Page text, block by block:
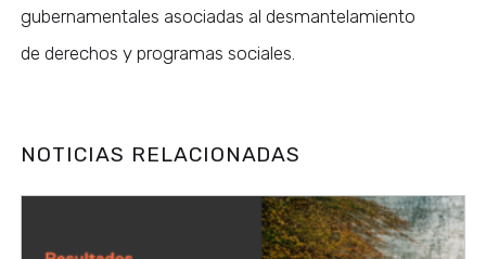
gubernamentales asociadas al desmantelamiento
de derechos y programas sociales.
NOTICIAS RELACIONADAS